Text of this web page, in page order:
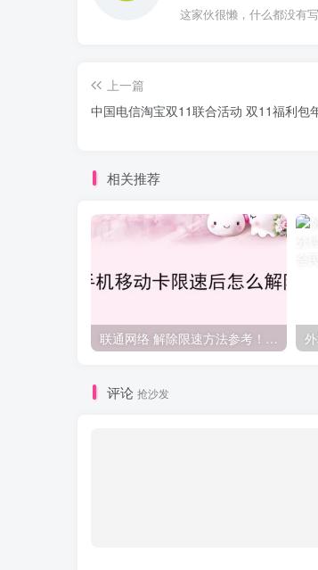
这家伙很懒，什么都没有
上一篇
中国电信淘宝双11联合活动 双11福利包
相关推荐
联通网络 解除限速方法参考！畅享、畅玩、老白干等及其它地区自测了
评论 抢沙发